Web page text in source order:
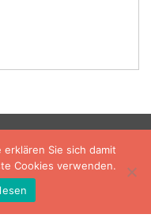
ByRigorous
Sie sich damit
Cookies verwenden.